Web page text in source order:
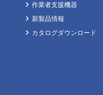
作業者支援機器
新製品情報
カタログダウンロード